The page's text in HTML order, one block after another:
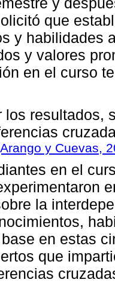
que
y habilidades
y valores
en el curso
los resultados,
y Cuevas,
en el
la
en estas
que